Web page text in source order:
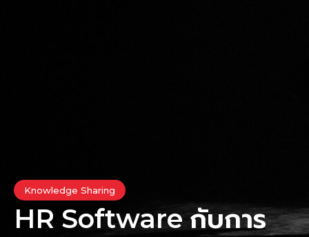
Knowledge Sharing
HR Software กับการ